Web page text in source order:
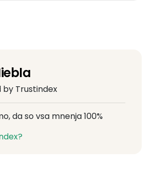
by Trustindex
da so vsa mnenja 100%